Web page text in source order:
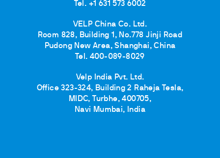
Tel. +1 631 573 6002
VELP China Co. Ltd.
Room 828, Building 1, No.778 Jinji Road
Pudong New Area, Shanghai, China
Tel. 400-089-8029
Velp India Pvt. Ltd.
Office 323-324, Building 2 Raheja Tesla,
MIDC, Turbhe, 400705,
Navi Mumbai, India